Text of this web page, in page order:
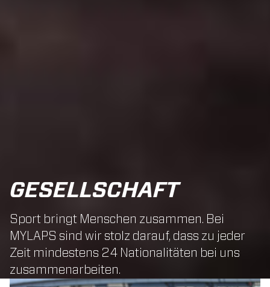
GESELLSCHAFT
Sport bringt Menschen zusammen. Bei
MYLAPS sind wir stolz darauf, dass zu jeder
Zeit mindestens 24 Nationalitäten bei uns
zusammenarbeiten.